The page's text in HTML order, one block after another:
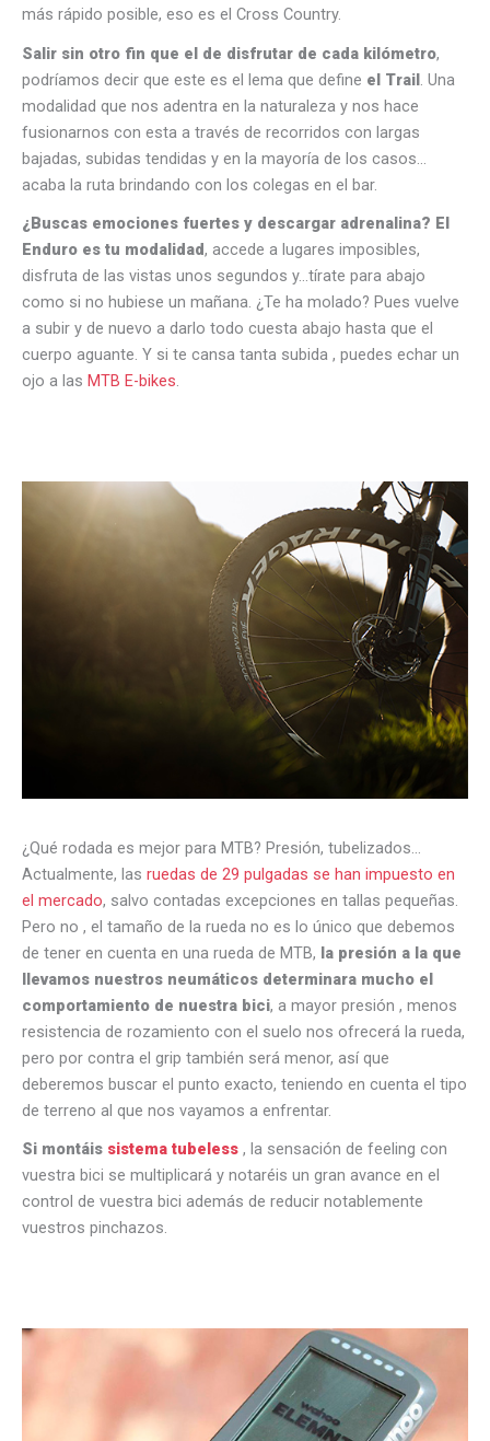
más rápido posible, eso es el Cross Country.
Salir sin otro fin que el de disfrutar de cada kilómetro,
podríamos decir que este es el lema que define el Trail. Una
modalidad que nos adentra en la naturaleza y nos hace
fusionarnos con esta a través de recorridos con largas
bajadas, subidas tendidas y en la mayoría de los casos…
acaba la ruta brindando con los colegas en el bar.
¿Buscas emociones fuertes y descargar adrenalina? El
Enduro es tu modalidad, accede a lugares imposibles,
disfruta de las vistas unos segundos y…tírate para abajo
como si no hubiese un mañana. ¿Te ha molado? Pues vuelve
a subir y de nuevo a darlo todo cuesta abajo hasta que el
cuerpo aguante. Y si te cansa tanta subida , puedes echar un
ojo a las MTB E-bikes.
¿Qué rodada es mejor para MTB? Presión, tubelizados…
Actualmente, las ruedas de 29 pulgadas se han impuesto en
el mercado, salvo contadas excepciones en tallas pequeñas.
Pero no , el tamaño de la rueda no es lo único que debemos
de tener en cuenta en una rueda de MTB, la presión a la que
llevamos nuestros neumáticos determinara mucho el
comportamiento de nuestra bici, a mayor presión , menos
resistencia de rozamiento con el suelo nos ofrecerá la rueda,
pero por contra el grip también será menor, así que
deberemos buscar el punto exacto, teniendo en cuenta el tipo
de terreno al que nos vayamos a enfrentar.
Si montáis sistema tubeless , la sensación de feeling con
vuestra bici se multiplicará y notaréis un gran avance en el
control de vuestra bici además de reducir notablemente
vuestros pinchazos.